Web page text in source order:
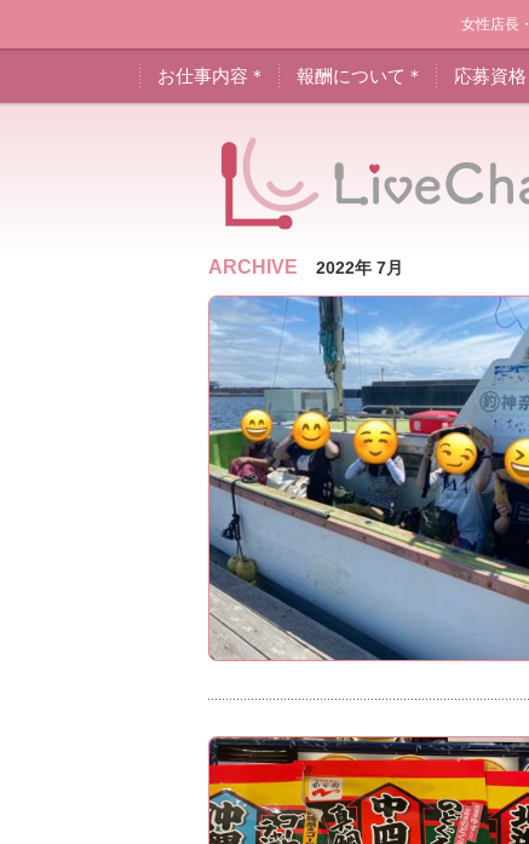
女性店長
お仕事内容＊ 報酬について＊ 応募資格
ARCHIVE 2022年 7月